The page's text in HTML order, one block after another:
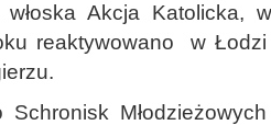
włoska Akcja Katolicka,
reaktywowano w
Schronisk